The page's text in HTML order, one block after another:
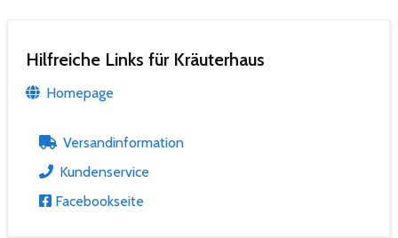
Hilfreiche Links für Kräuterhaus
Homepage
Versandinformation
Kundenservice
Facebookseite